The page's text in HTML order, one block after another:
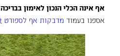
אף אינה הכלי הנכון לאימון בבריכה
אספנו בעמוד מדבקות אף לספורט GudSport